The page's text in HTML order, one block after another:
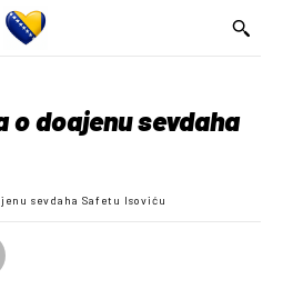
o doajenu sevdaha
sevdaha Safetu Isoviću